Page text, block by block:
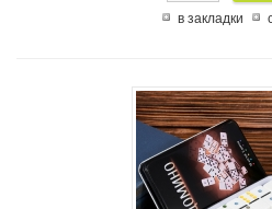
в закладки